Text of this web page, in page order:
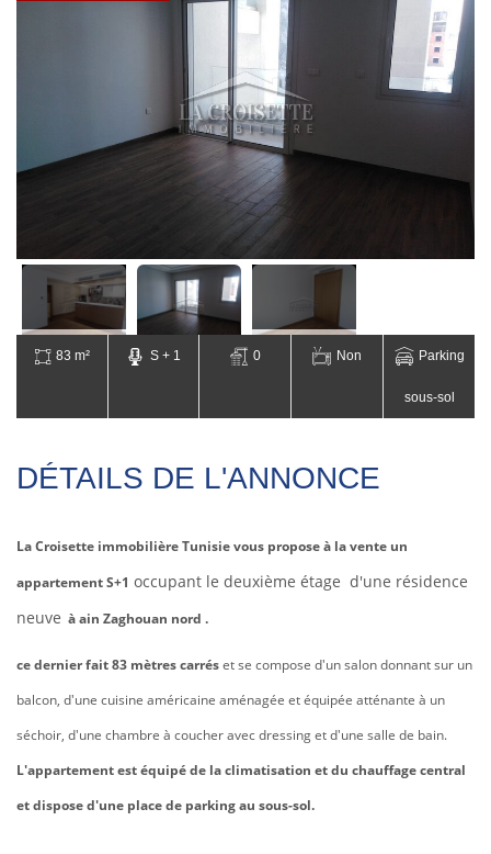
83 m² S + 1 0 Non Parking
sous-sol
DÉTAILS DE L'ANNONCE
La Croisette immobilière Tunisie vous propose à la vente un
appartement S+1 occupant le deuxième étage d'une résidence
neuve à ain Zaghouan nord .
ce dernier fait 83 mètres carréset se compose d'un salon donnant sur un
balcon, d'une cuisine américaine aménagée et équipée atténante à un
séchoir, d'une chambre à coucher avec dressing et d'une salle de bain.
L'appartement est équipé de la climatisation et du chauffage central
et dispose d'une place de parking au sous-sol.